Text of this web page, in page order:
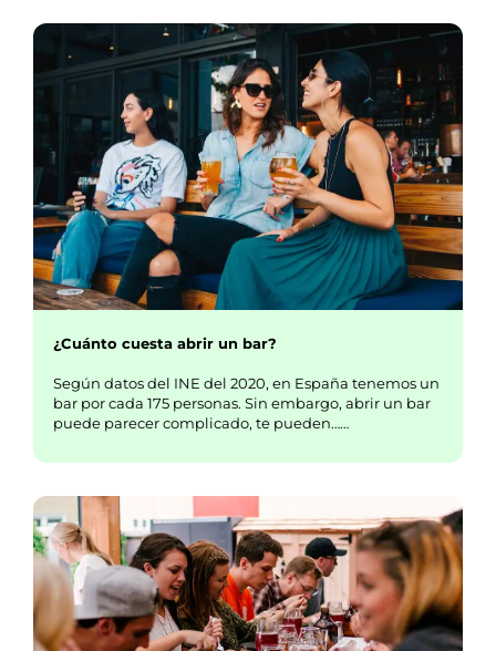
¿Cuánto cuesta abrir un bar?
Según datos del INE del 2020, en España tenemos un
bar por cada 175 personas. Sin embargo, abrir un bar
puede parecer complicado, te pueden……